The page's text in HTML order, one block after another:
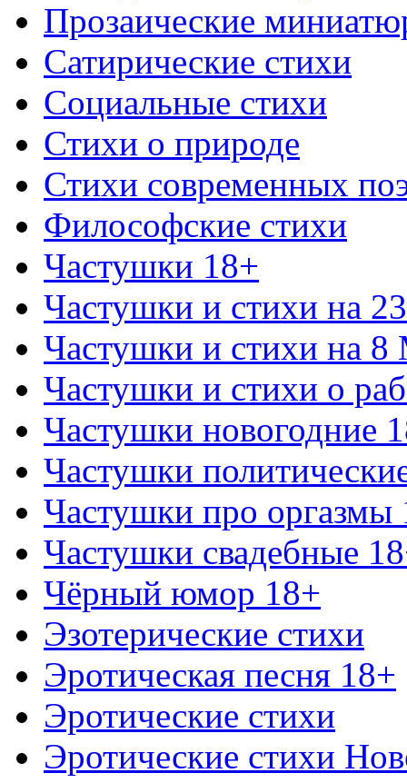
Прозаические
Сатирические стихи
Социальные стихи
Стихи о природе
Стихи современных
Философские стихи
Частушки 18+
Частушки и стихи на
Частушки и стихи на 8
Частушки и стихи о
Частушки новогодние
Частушки
Частушки про оргазмы
Частушки свадебные
Чёрный юмор 18+
Эзотерические стихи
Эротическая песня 18+
Эротические стихи
Эротические стихи